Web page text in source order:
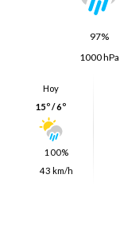
97%
1000 hPa
Hoy
15º / 6º
100%
43 km/h